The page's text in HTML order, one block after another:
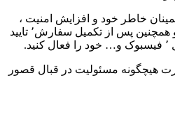
خاطر خود و افزایش امنیت ،
اطلاعات اکانت را تغییر دهید و همچنین پس از تکمیل سفارش٬ تایید
هیچگونه مسئولیت در قبال قصور